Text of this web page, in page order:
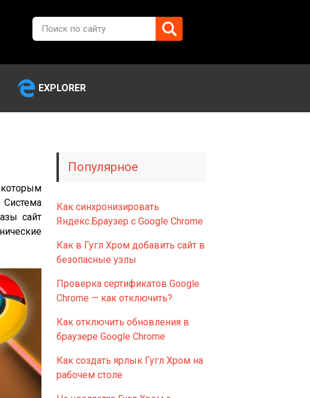
EXPLORER
сайт
Популярное
Как синхронизировать
Яндекс.Браузер с Google Chrome
Как в Гугл Хром добавить сайт в
безопасные узлы
Проверка сертификатов Google
Chrome — как отключить?
Как отключить обновления в
браузере Google Chrome
Как создать ярлык Гугл Хром на
рабочем столе